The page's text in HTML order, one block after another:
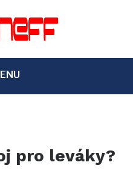
pro leváky?